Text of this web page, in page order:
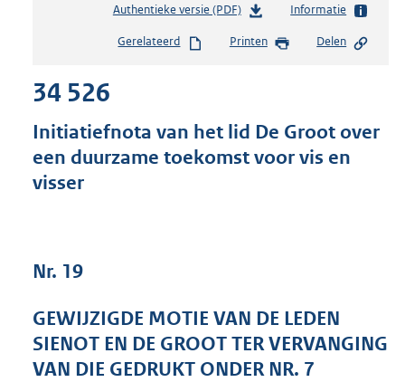
Authentieke versie (PDF)b
s
d
s
g
3
K
b
Informatie
Gerelateerd Printen Delen
34 526
Initiatiefnota van het lid De Groot over
een duurzame toekomst voor vis en
visser
Nr. 19
GEWIJZIGDE MOTIE VAN DE LEDEN
SIENOT EN DE GROOT TER VERVANGING
VAN DIE GEDRUKT ONDER NR. 7